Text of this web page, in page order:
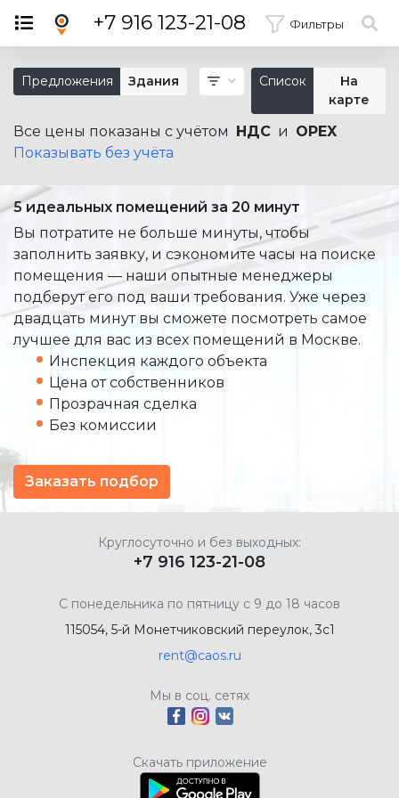
+7 916 123-21-08 Фильтры
×
Предложения Здания Список
На
карте
Все цены показаны с учётом НДС и OPEX
Показывать без учёта
5 идеальных помещений за 20 минут
Вы потратите не больше минуты, чтобы
заполнить заявку, и сэкономите часы на поиске
помещения — наши опытные менеджеры
подберут его под ваши требования. Уже через
двадцать минут вы сможете посмотреть самое
лучшее для вас из всех помещений в Москве.
Инспекция каждого объекта
Цена от собственников
Прозрачная сделка
Без комиссии
Заказать подбор
Круглосуточно и без выходных:
+7 916 123-21-08
С понедельника по пятницу с 9 до 18 часов
115054, 5-й Монетчиковский переулок, 3с1
rent@caos.ru
Мы в соц. сетях
Скачать приложение